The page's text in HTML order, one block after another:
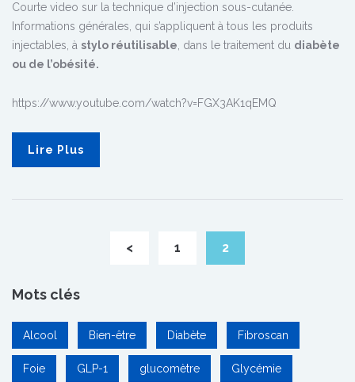
Courte video sur la technique d’injection sous-cutanée.
Informations générales, qui s’appliquent à tous les produits
injectables, à stylo réutilisable, dans le traitement du diabète
ou de l’obésité.
https://www.youtube.com/watch?v=FGX3AK1qEMQ
Lire Plus
< 1 2
Mots clés
Alcool Bien-être Diabète Fibroscan
Foie GLP-1 glucomètre Glycémie